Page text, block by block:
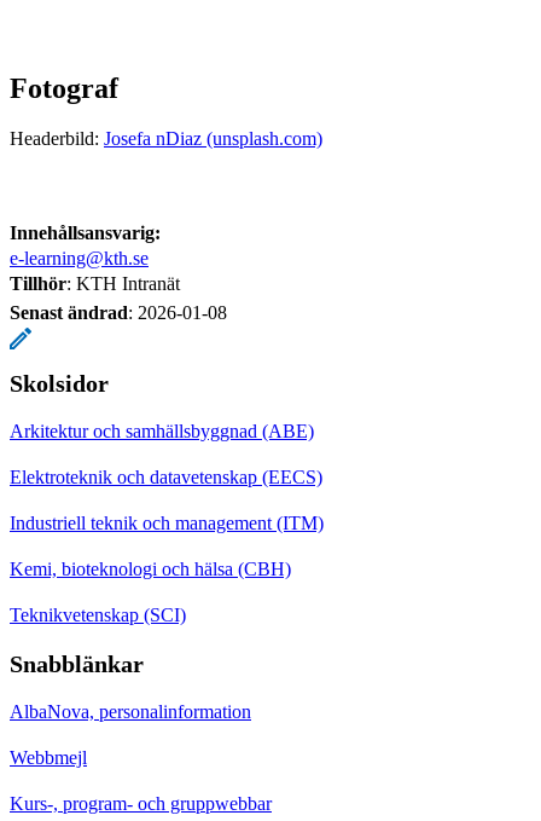
Fotograf
Headerbild: Josefa nDiaz (unsplash.com)
Innehållsansvarig:
e-learning@kth.se
Tillhör: KTH Intranät
Senast ändrad: 2026-01-08
Skolsidor
Arkitektur och samhällsbyggnad (ABE)
Elektroteknik och datavetenskap (EECS)
Industriell teknik och management (ITM)
Kemi, bioteknologi och hälsa (CBH)
Teknikvetenskap (SCI)
Snabblänkar
AlbaNova, personalinformation
Webbmejl
Kurs-, program- och gruppwebbar